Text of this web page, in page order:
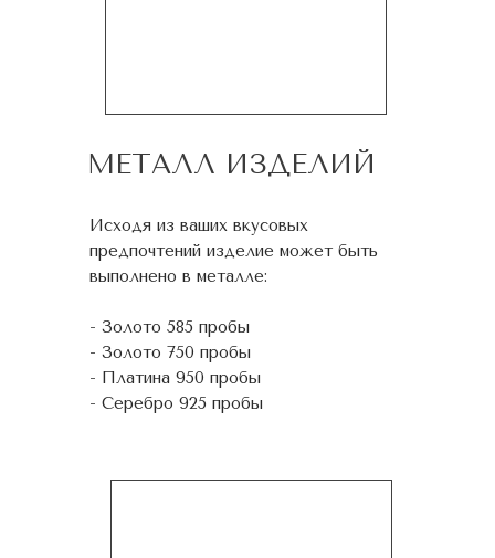
МЕТАЛЛ ИЗДЕЛИЙ
Исходя из ваших вкусовых
предпочтений изделие может быть
выполнено в металле:
- Золото 585 пробы
- Золото 750 пробы
- Платина 950 пробы
- Серебро 925 пробы